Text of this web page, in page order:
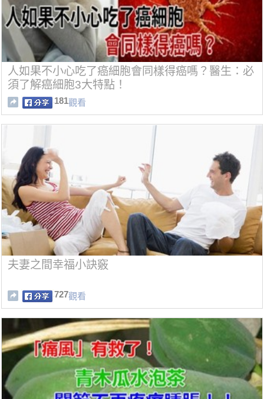
人如果不小心吃了癌細胞會同樣得癌嗎？醫生：必
須了解癌細胞3大特點！
181觀看
夫妻之間幸福小訣竅
727觀看